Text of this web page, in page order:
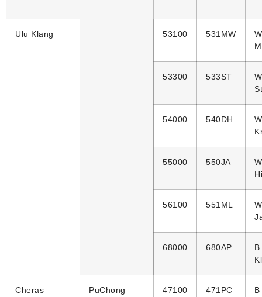
Ulu Klang 53100 531MW
W
53300 533ST
W
54000 540DH
W
55000 550JA
56100 551ML
68000 680AP
Cheras PuChong 47100 471PC